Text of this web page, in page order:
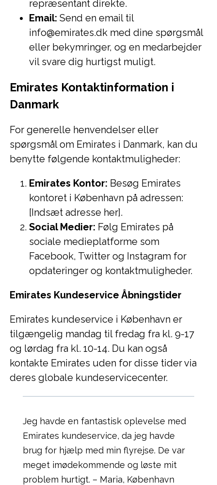
repræsentant direkte.
Email: Send en email til
info@emirates.dk med dine spørgsmål
eller bekymringer, og en medarbejder
vil svare dig hurtigst muligt.
Emirates Kontaktinformation i
Danmark
For generelle henvendelser eller
spørgsmål om Emirates i Danmark, kan du
benytte følgende kontaktmuligheder:
Emirates Kontor: Besøg Emirates
kontoret i København på adressen:
[Indsæt adresse her].
Social Medier: Følg Emirates på
sociale medieplatforme som
Facebook, Twitter og Instagram for
opdateringer og kontaktmuligheder.
Emirates Kundeservice Åbningstider
Emirates kundeservice i København er
tilgængelig mandag til fredag fra kl. 9-17
og lørdag fra kl. 10-14. Du kan også
kontakte Emirates uden for disse tider via
deres globale kundeservicecenter.
Jeg havde en fantastisk oplevelse med
Emirates kundeservice, da jeg havde
brug for hjælp med min flyrejse. De var
meget imødekommende og løste mit
problem hurtigt. – Maria, København